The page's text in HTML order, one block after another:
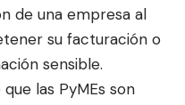
de una empresa al
su facturación o
sensible.
las PyMEs son